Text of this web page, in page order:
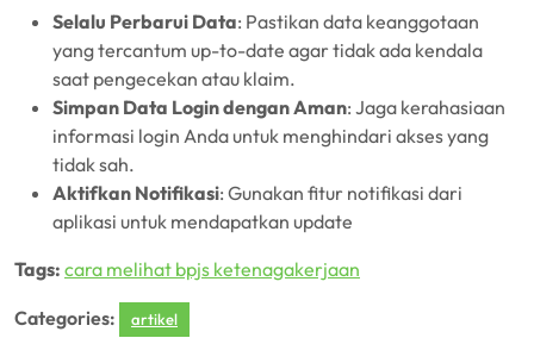
Selalu Perbarui Data: Pastikan data keanggotaan
yang tercantum up-to-date agar tidak ada kendala
saat pengecekan atau klaim.
Simpan Data Login dengan Aman: Jaga kerahasiaan
informasi login Anda untuk menghindari akses yang
tidak sah.
Aktifkan Notifikasi: Gunakan fitur notifikasi dari
aplikasi untuk mendapatkan update
Tags: cara melihat bpjs ketenagakerjaan
Categories: artikel